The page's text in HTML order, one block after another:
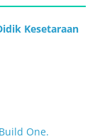
Kesetaraan
One.